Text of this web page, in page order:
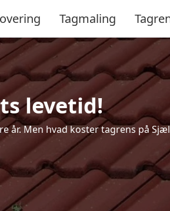
Tagmaling
levetid!
år. Men hvad koster tagrens på